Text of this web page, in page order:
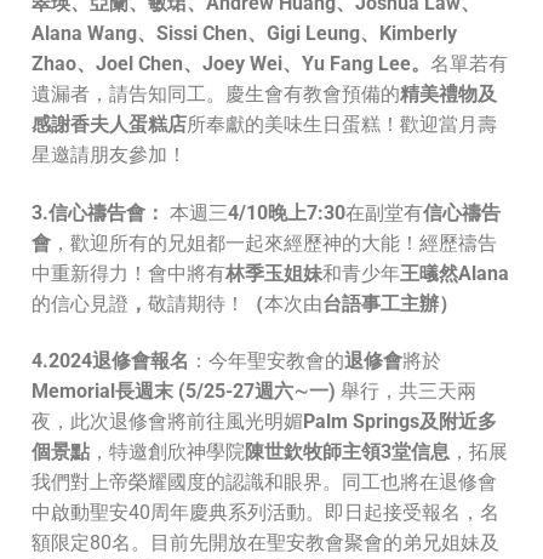
Alana Wang、Sissi Chen、Gigi Leung、Kimberly
Zhao、Joel Chen、Joey Wei、Yu Fang Lee。 名單若有
遺漏者，請告知同工。慶生會有教會預備的精美禮物及
感謝香夫人蛋糕店所奉獻的美味生日蛋糕！歡迎當月壽
星邀請朋友參加！
3.信心禱告會： 本週三4/10晚上7:30在副堂有信心禱告
會 ，歡迎所有的兄姐都一起來經歷神的大能！經歷禱告
中重新得力！會中將有林季玉姐妹和青少年王㬢然Alana
的信心見證 ， 敬請期待！ （本次由台語事工主辦）
4.2024退修會報名 ：今年聖安教會的退修會將於
Memorial長週末 (5/25-27週六∼一) 舉行，共三天兩
夜，此次退修會將前往風光明媚 Palm Springs及附近多
個景點 ，特邀創欣神學院陳世欽牧師主領3堂信息 ，拓展
我們對上帝榮耀國度的認識和眼界。同工也將在退修會
中啟動聖安40周年慶典系列活動。即日起接受報名，名
額限定80名。目前先開放在聖安教會聚會的弟兄姐妹及